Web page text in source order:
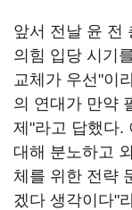
앞서 전날 윤 전
의힘 입당 시기
교체가 우선"이
의 연대가 만약
제"라고 답했다.
대해 분노하고
체를 위한 전략
겠다 생각이다"